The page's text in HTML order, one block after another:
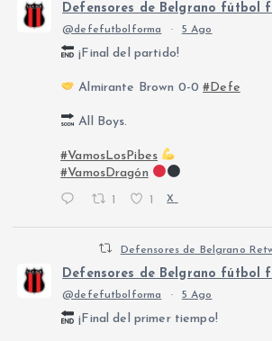
Defensores de Belgrano fútbol
@defefutbolforma · 5 Ago
¡Final del partido!
Almirante Brown 0-0#Defe
All Boys.
#VamosLosPibes
#VamosDragón
X
Defensores de Belgrano
Defensores de Belgrano fútbol
@defefutbolforma · 5 Ago
¡Final del primer tiempo!